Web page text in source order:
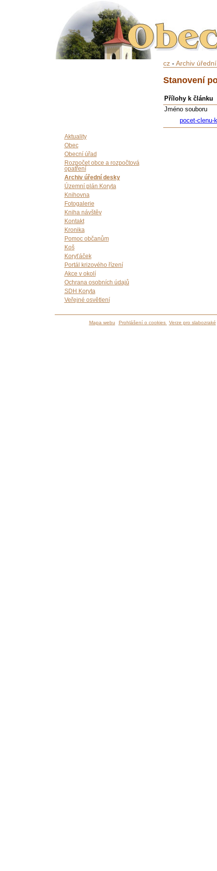
Aktuality
Obec
Obecní úřad
Rozpočet obce a rozpočtová
opatření
Archiv úřední desky
Územní plán Koryta
Knihovna
Fotogalerie
Kniha návštěv
Kontakt
Kronika
Pomoc občanům
Koš
Koryťáček
Portál krizového řízení
Akce v okolí
Ochrana osobních údajů
SDH Koryta
Veřejné osvětlení
cz- Archiv
Stanovení
Přílohy k článku
Jméno souboru
pocet-clenu-
Mapa webu Prohlášení o cookies Verze pro slabozraké